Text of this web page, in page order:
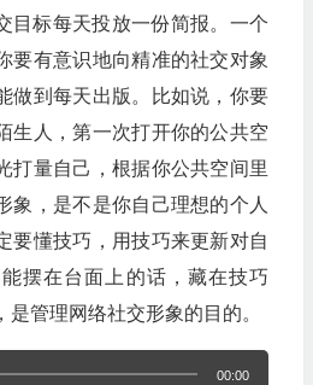
目标每天投放一份简报。一个
要有意识地向精准的社交对象
做到每天出版。比如说，你要
生人，第一次打开你的公共空
打量自己，根据你公共空间里
象，是不是你自己理想的个人
要懂技巧，用技巧来更新对自
摆在台面上的话，藏在技巧
管理网络社交形象的目的。
00:00